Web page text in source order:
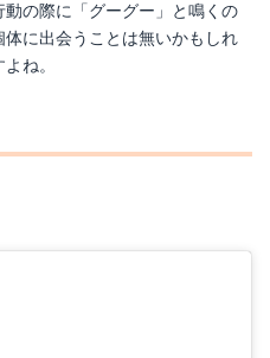
の際に「グーグー」と鳴くの
に出会うことは無いかもしれ
ね。